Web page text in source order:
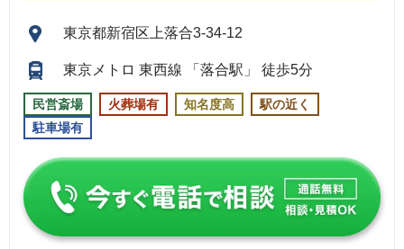
東京都新宿区上落合3-34-12
東京メトロ 東西線 「落合駅」 徒歩5分
民営斎場 火葬場有 知名度高
駅の近く
駐車場有